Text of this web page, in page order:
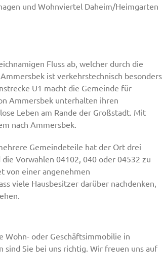
und Wohnviertel Daheim/Heimgarten
Fluss ab, welcher durch die
ist verkehrstechnisch besonders
U1 macht die Gemeinde für
Ammersbek unterhalten ihren
Leben am Rande der Großstadt. Mit
nach Ammersbek.
Gemeindeteile hat der Ort drei
Vorwahlen 04102, 040 oder 04532 zu
von einer angenehmen
viele Hausbesitzer darüber nachdenken,
Wohn- oder Geschäftsimmobilie in
sind Sie bei uns richtig. Wir freuen uns auf